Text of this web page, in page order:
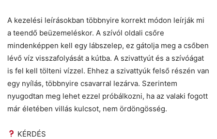
A kezelési leírásokban többnyire korrekt módon leírják mi
a teendő beüzemeléskor. A szívól oldali csőre
mindenképpen kell egy lábszelep, ez gátolja meg a csőben
lévő víz visszafolyását a kútba. A szivattyút és a szívóágat
is fel kell tölteni vízzel. Ehhez a szivattyúk felső részén van
egy nyílás, többnyire csavarral lezárva. Szerintem
nyugodtan meg lehet ezzel próbálkozni, ha az valaki fogott
már életében villás kulcsot, nem ördöngösség.
KÉRDÉS